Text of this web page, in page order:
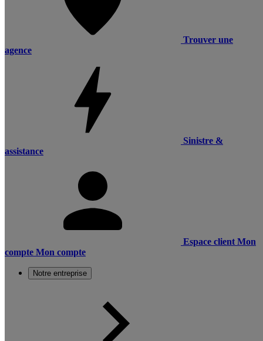
Trouver une
agence
Sinistre &
assistance
Espace client Mon
compte Mon compte
Notre entreprise